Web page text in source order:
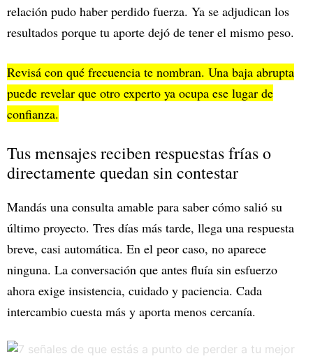
relación pudo haber perdido fuerza. Ya se adjudican los
resultados porque tu aporte dejó de tener el mismo peso.
Revisá con qué frecuencia te nombran. Una baja abrupta
puede revelar que otro experto ya ocupa ese lugar de
confianza.
Tus mensajes reciben respuestas frías o
directamente quedan sin contestar
Mandás una consulta amable para saber cómo salió su
último proyecto. Tres días más tarde, llega una respuesta
breve, casi automática. En el peor caso, no aparece
ninguna. La conversación que antes fluía sin esfuerzo
ahora exige insistencia, cuidado y paciencia. Cada
intercambio cuesta más y aporta menos cercanía.